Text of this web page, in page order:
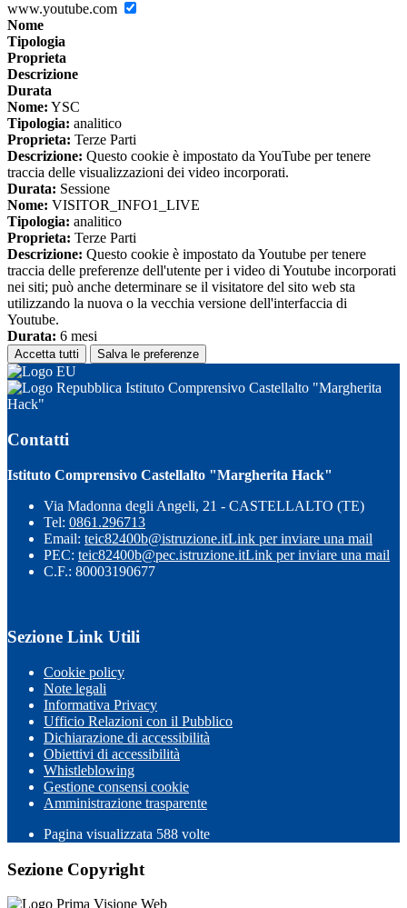
www.youtube.com
Nome
Tipologia
Proprieta
Descrizione
Durata
Nome: YSC
Tipologia: analitico
Proprieta: Terze Parti
Descrizione: Questo cookie è impostato da YouTube per tenere
traccia delle visualizzazioni dei video incorporati.
Durata: Sessione
Nome: VISITOR_INFO1_LIVE
Tipologia: analitico
Proprieta: Terze Parti
Descrizione: Questo cookie è impostato da Youtube per tenere
traccia delle preferenze dell'utente per i video di Youtube incorporati
nei siti; può anche determinare se il visitatore del sito web sta
utilizzando la nuova o la vecchia versione dell'interfaccia di
Youtube.
Durata: 6 mesi
Accetta tutti Salva le preferenze
Istituto Comprensivo Castellalto "Margherita
Hack"
Contatti
Istituto Comprensivo Castellalto "Margherita Hack"
Via Madonna degli Angeli, 21 - CASTELLALTO (TE)
Tel: 0861.296713
Email: teic82400b@istruzione.itLink per inviare una mail
PEC: teic82400b@pec.istruzione.itLink per inviare una mail
C.F.: 80003190677
Sezione Link Utili
Cookie policy
Note legali
Informativa Privacy
Ufficio Relazioni con il Pubblico
Dichiarazione di accessibilità
Obiettivi di accessibilità
Whistleblowing
Gestione consensi cookie
Amministrazione trasparente
Pagina visualizzata 588 volte
Sezione Copyright